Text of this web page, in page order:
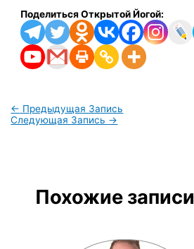
Поделиться Открытой Йогой:
← Предыдущая Запись
Следующая Запись →
Похожие записи